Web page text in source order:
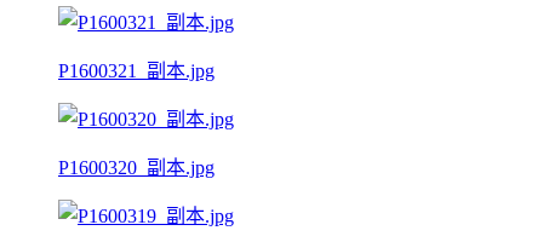
P1600321_副本.jpg
P1600320_副本.jpg